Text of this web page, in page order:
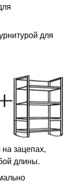
для
зацепах,
длины.